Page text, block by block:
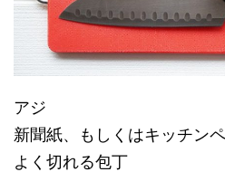
アジ
新聞紙、もしくはキッチン
よく切れる包丁